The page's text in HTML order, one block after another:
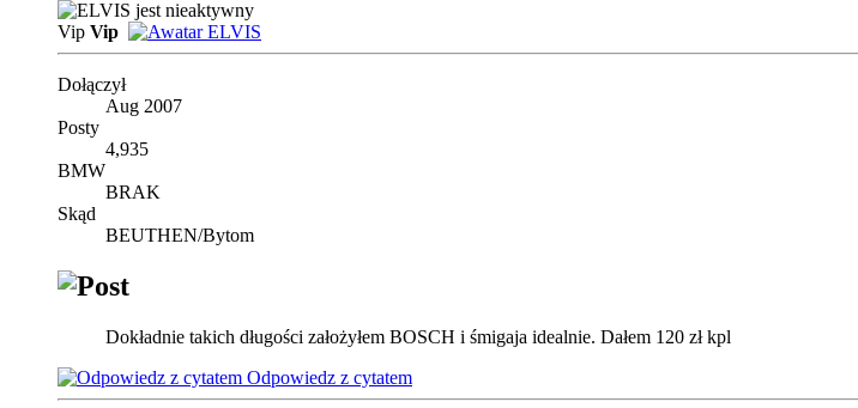
Vip Vip
Dołączył
Aug 2007
Posty
4,935
BMW
BRAK
Skąd
BEUTHEN/Bytom
Dokładnie takich długości założyłem BOSCH i śmigaja idealnie. Dałem 120 zł kpl
Odpowiedz z cytatem